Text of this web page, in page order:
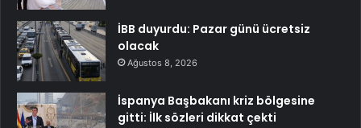
İBB duyurdu: Pazar günü ücretsiz
olacak
Ağustos 8, 2026
İspanya Başbakanı kriz bölgesine
gitti: İlk sözleri dikkat çekti